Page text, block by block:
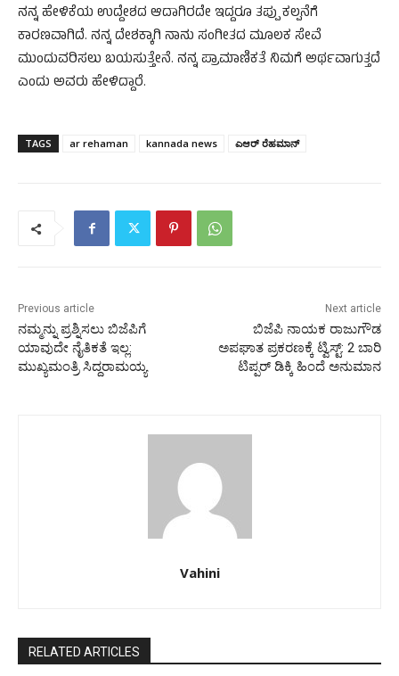
ನನ್ನ ಹೇಳಿಕೆಯ ಉದ್ದೇಶದ ಆದಾಗಿರದೇ ಇದ್ದರೂ ತಪ್ಪು ಕಲ್ಪನೆಗೆ
ಕಾರಣವಾಗಿದೆ. ನನ್ನ ದೇಶಕ್ಕಾಗಿ ನಾನು ಸಂಗೀತದ ಮೂಲಕ ಸೇವೆ
ಮುಂದುವರಿಸಲು ಬಯಸುತ್ತೇನೆ. ನನ್ನ ಪ್ರಾಮಾಣಿಕತೆ ನಿಮಗೆ ಅರ್ಥವಾಗುತ್ತದೆ
ಎಂದು ಅವರು ಹೇಳಿದ್ದಾರೆ.
TAGS ar rehaman kannada news ಎಆರ್‌ ರೆಹಮಾನ್‌
Previous article
ನಮ್ಮನ್ನು ಪ್ರಶ್ನಿಸಲು ಬಿಜೆಪಿಗೆ
ಯಾವುದೇ ನೈತಿಕತೆ ಇಲ್ಲ:
ಮುಖ್ಯಮಂತ್ರಿ ಸಿದ್ದರಾಮಯ್ಯ
Next article
ಬಿಜೆಪಿ ನಾಯಕ ರಾಜುಗೌಡ
ಅಪಘಾತ ಪ್ರಕರಣಕ್ಕೆ ಟ್ವಿಸ್ಟ್:‌ 2 ಬಾರಿ
ಟಿಪ್ಪರ್‌ ಡಿಕ್ಕಿ ಹಿಂದೆ ಅನುಮಾನ
Vahini
RELATED ARTICLES